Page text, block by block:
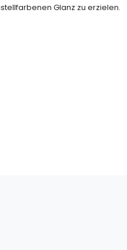
Glanz zu erzielen.